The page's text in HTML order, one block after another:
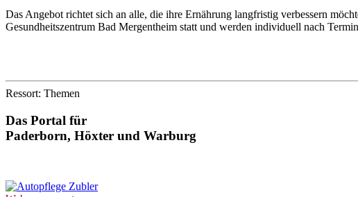
Das Angebot richtet sich an alle, die ihre Ernährung langfristig verbessern
Gesundheitszentrum Bad Mergentheim statt und werden individuell nach
Ressort: Themen
Das Portal für
Paderborn, Höxter und Warburg